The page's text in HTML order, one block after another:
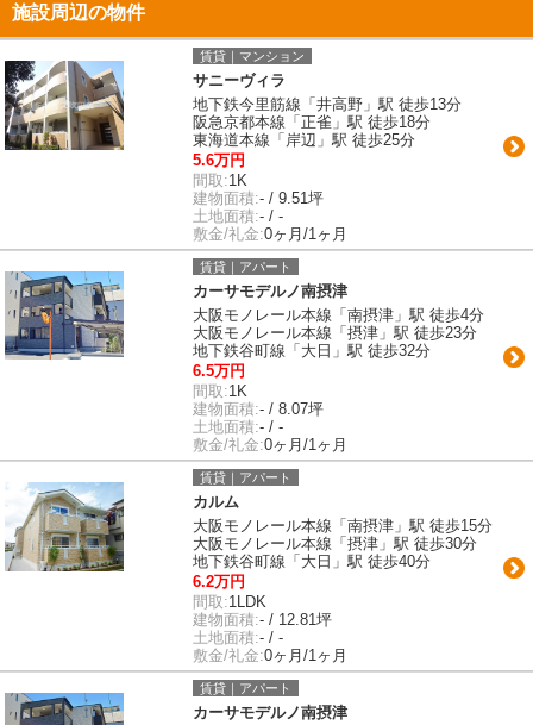
施設周辺の物件
賃貸｜マンション
サニーヴィラ
地下鉄今里筋線「井高野」駅 徒歩13分
阪急京都本線「正雀」駅 徒歩18分
東海道本線「岸辺」駅 徒歩25分
5.6万円
間取:1K
建物面積:- / 9.51坪
土地面積:- / -
敷金/礼金:0ヶ月/1ヶ月
賃貸｜アパート
カーサモデルノ南摂津
大阪モノレール本線「南摂津」駅 徒歩4分
大阪モノレール本線「摂津」駅 徒歩23分
地下鉄谷町線「大日」駅 徒歩32分
6.5万円
間取:1K
建物面積:- / 8.07坪
土地面積:- / -
敷金/礼金:0ヶ月/1ヶ月
賃貸｜アパート
カルム
大阪モノレール本線「南摂津」駅 徒歩15分
大阪モノレール本線「摂津」駅 徒歩30分
地下鉄谷町線「大日」駅 徒歩40分
6.2万円
間取:1LDK
建物面積:- / 12.81坪
土地面積:- / -
敷金/礼金:0ヶ月/1ヶ月
賃貸｜アパート
カーサモデルノ南摂津